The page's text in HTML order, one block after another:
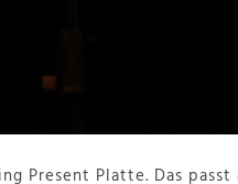
Present Platte. Das passt